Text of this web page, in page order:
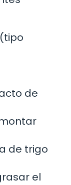
de
de trigo
el